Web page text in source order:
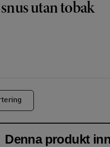
utan tobak
Denna produkt